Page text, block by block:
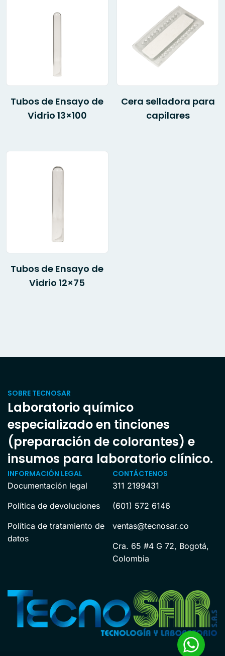
Tubos de Ensayo de
Vidrio 13×100
Cera selladora para
capilares
Tubos de Ensayo de
Vidrio 12×75
SOBRE TECNOSAR
Laboratorio químico
especializado en tinciones
(preparación de colorantes) e
insumos para laboratorio clínico.
INFORMACIÓN LEGAL
Documentación legal
Política de devoluciones
Política de tratamiento de
datos
CONTÁCTENOS
311 2199431
(601) 572 6146
ventas@tecnosar.co
Cra. 65 #4 G 72, Bogotá,
Colombia